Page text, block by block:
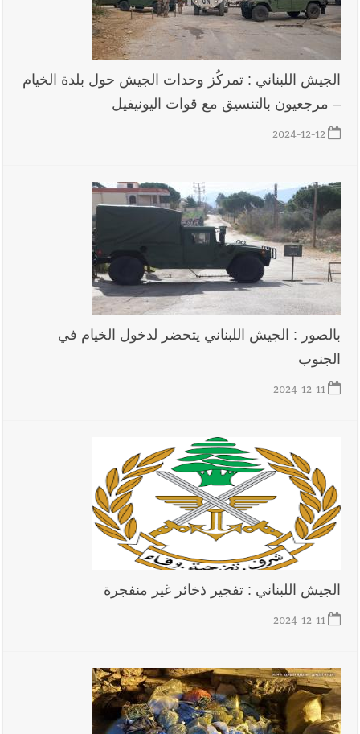
أخبار لبنان
حراك ديبلوماسي للتجديد لـ اليونيفيل .. مسؤول غربي
أخبار صيدا بالصور : غسان سركيس يرعى تخرّج فوج الفكر والإبداع
في ثانوية السفير : تعلّمت منكم حب الوطن والتمسك بالأرض ...
والجنوب هو عزة وكرامة لبنان
الجيش اللبناني : تمركُز وحدات الجيش حول بلدة الخيام
– مرجعيون بالتنسيق مع قوات اليونيفيل
2024-12-12
بالصور : الجيش اللبناني يتحضر لدخول الخيام في
الجنوب
2024-12-11
الجيش اللبناني : تفجير ذخائر غير منفجرة
2024-12-11